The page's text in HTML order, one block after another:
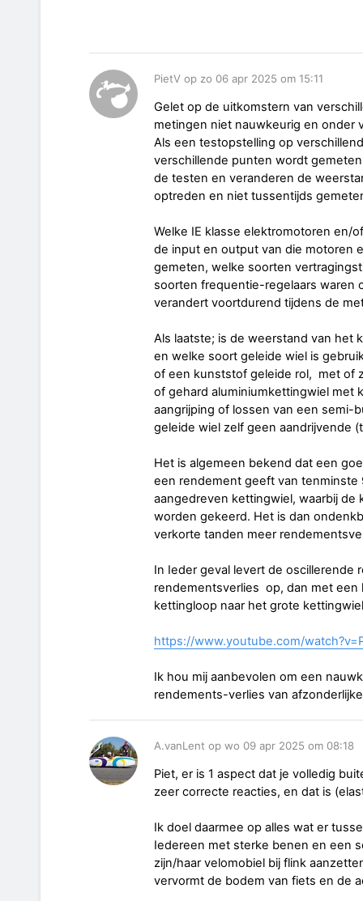
PietV op zo 06 apr 2025 om 15:11
Gelet op de uitkomstern van
metingen niet nauwkeurig en onder
Als een testopstelling op
verschillende punten wordt
de testen en veranderen de
optreden en niet tussentijds
Welke IE klasse elektromotoren en/
de input en output van die motoren
gemeten, welke soorten
soorten frequentie-regelaars waren
verandert voortdurend tijdens de
Als laatste; is de weerstand van
en welke soort geleide wiel is
of een kunststof geleide rol, met of
of gehard aluminiumkettingwiel met
aangrijping of lossen van een semi-
geleide wiel zelf geen aandrijvende
Het is algemeen bekend dat een
een rendement geeft van tenminste
aangedreven kettingwiel, waarbij
worden gekeerd. Het is dan
verkorte tanden meer
In Ieder geval levert de oscillerende
rendementsverlies op, dan met
kettingloop naar het grote
https://www.youtube.com/
Ik hou mij aanbevolen om een
rendements-verlies van
A.vanLent op wo 09 apr 2025 om 08:18
Piet, er is 1 aspect dat je volledig
zeer correcte reacties, en dat is
Ik doel daarmee op alles wat er
Iedereen met sterke benen en een
zijn/haar velomobiel bij flink
vervormt de bodem van fiets en de